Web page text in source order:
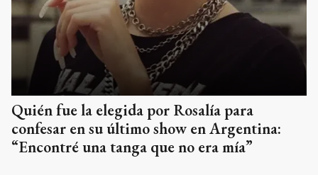
Quién fue la elegida por Rosalía para
confesar en su último show en Argentina:
“Encontré una tanga que no era mía”